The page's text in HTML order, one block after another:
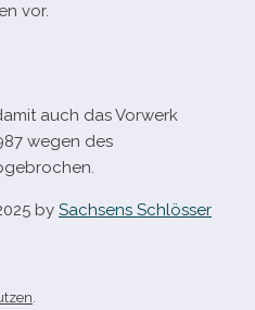
vor.
auch das Vorwerk
wegen des
by Sachsens Schlösser